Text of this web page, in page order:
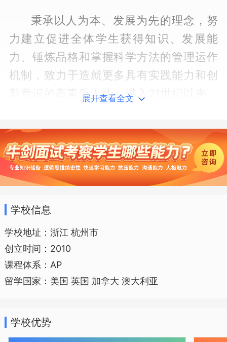
秉承以人为本、发展为先的理念，努
力建立促进全体学生获得知识、发展能
力、锤炼品格和掌握科学方法的管理运作
机制，致力于造就更多具有实践能力和创
新意识的高素质人才。进入21世纪以来，
报频传，高考成绩连年攀升。
浙江省富阳中学国际部于2010年9月正式
启动并招生。该课程项目是浙江省最早开
设的中外课程项目之一。项目引进世界上
先进的美国AP课程，并开设SAT及托福考
试预备课程，为优秀的高中学生提供优质
是美国、加拿大、英国等大学的快捷通
展开查看全文
学校信息
学校地址：浙江 杭州市
创立时间：2010
课程体系：AP
留学国家：美国 英国 加拿大 澳大利亚
学校优势